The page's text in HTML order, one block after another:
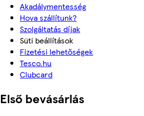
Akadálymentesség
Hova szállítunk?
Szolgáltatás díjak
Süti beállítások
Fizetési lehetőségek
Tesco.hu
Clubcard
Első bevásárlás